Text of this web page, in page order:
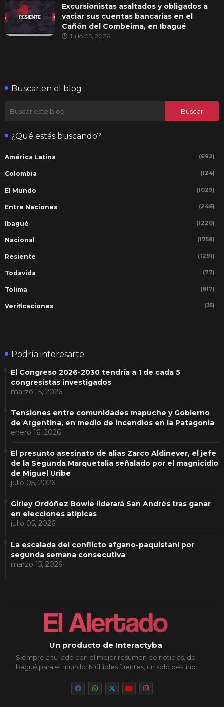
Excursionistas asaltados y obligados a
vaciar sus cuentas bancarias en el
Cañón del Combeima, en Ibagué
Julio 05, 2026
Buscar en el blog
¿Qué estás buscando?
América Latina (692)
Colombia (124)
El Mundo (1029)
Entre Naciones (246)
Ibagué (1220)
Nacional (1758)
Resiente (1291)
Todavida (77)
Tolima (617)
Verificaciones (35)
Podría interesarte
El Congreso 2026-2030 tendría a 1 de cada 5
congresistas investigados
marzo 15, 2026
Tensiones entre comunidades mapuche y Gobierno
de Argentina, en medio de incendios en la Patagonia
enero 16, 2026
El presunto asesinato de alias Zarco Aldinever, el jefe
de la Segunda Marquetalia señalado por el magnicidio
de Miguel Uribe
julio 05, 2026
Girley Ordóñez Bowie liderará San Andrés tras ganar
en elecciones atípicas
julio 05, 2026
La escalada del conflicto afgano-paquistaní por
segunda semana consecutiva
marzo 15, 2026
Un producto de Interactyba
Siempre a tu lado con el mejor resumen de noticias, de
Ibagué para el mundo. Múltiples fuentes, un solo destino.